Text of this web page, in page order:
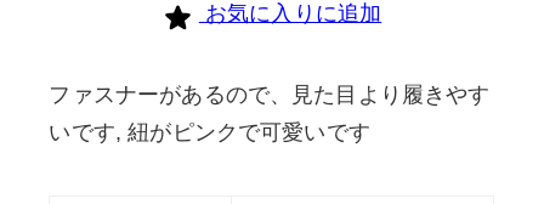
お気に入りに追加
ファスナーがあるので、見た目より履きやす
いです, 紐がピンクで可愛いです